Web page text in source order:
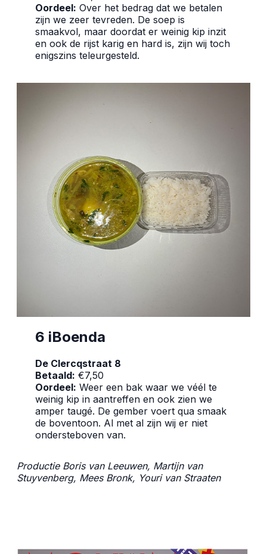
Oordeel: Over het bedrag dat we betalen
zijn we zeer tevreden. De soep is
smaakvol, maar doordat er weinig kip inzit
en ook de rijst karig en hard is, zijn wij toch
enigszins teleurgesteld.
6 iBoenda
De Clercqstraat 8
Betaald: €7,50
Oordeel: Weer een bak waar we véél te
weinig kip in aantreffen en ook zien we
amper taugé. De gember voert qua smaak
de boventoon. Al met al zijn wij er niet
ondersteboven van.
Productie Boris van Leeuwen, Martijn van
Stuyvenberg, Mees Bronk, Youri van Straaten